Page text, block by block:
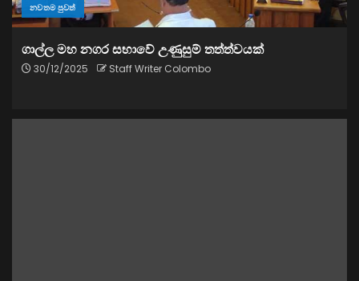
නවතම පුවත්
ගාල්ල මහ නගර සභාවේ උණුසුම් තත්ත්වයක්
30/12/2025 Staff Writer Colombo